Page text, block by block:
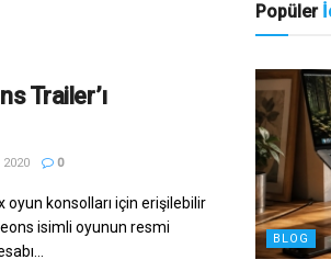
Trailer’ı
2020 0
oyun konsolları için erişilebilir
isimli oyunun resmi
Popüler
BLOG